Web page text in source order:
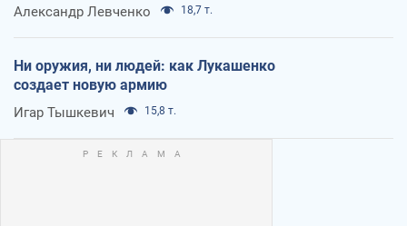
Александр Левченко 18,7 т.
Ни оружия, ни людей: как Лукашенко
создает новую армию
Игар Тышкевич 15,8 т.